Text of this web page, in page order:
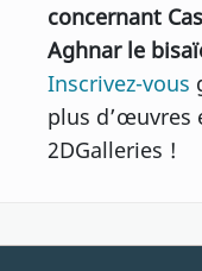
concernant
Aghnar le
Inscrivez-vous
plus d’œuvres
2DGalleries !